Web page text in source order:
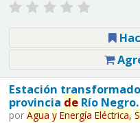
Estación
provincia deRío Negro.
por Agua y Energía Eléctrica,